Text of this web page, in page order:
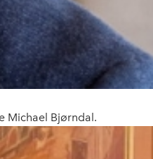
Michael Bjørndal.